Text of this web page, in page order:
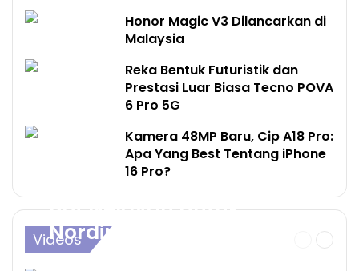
Honor Magic V3 Dilancarkan di
Malaysia
Reka Bentuk Futuristik dan
Prestasi Luar Biasa Tecno POVA
6 Pro 5G
Kamera 48MP Baru, Cip A18 Pro:
Apa Yang Best Tentang iPhone
16 Pro?
Videos
Bot Nelayan Untuk
Nordin Menyara
Keluarga